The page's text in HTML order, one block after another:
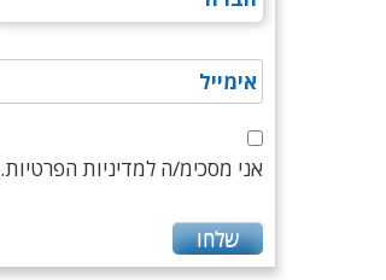
אני מסכימ/ה למדיניות הפרטיות.